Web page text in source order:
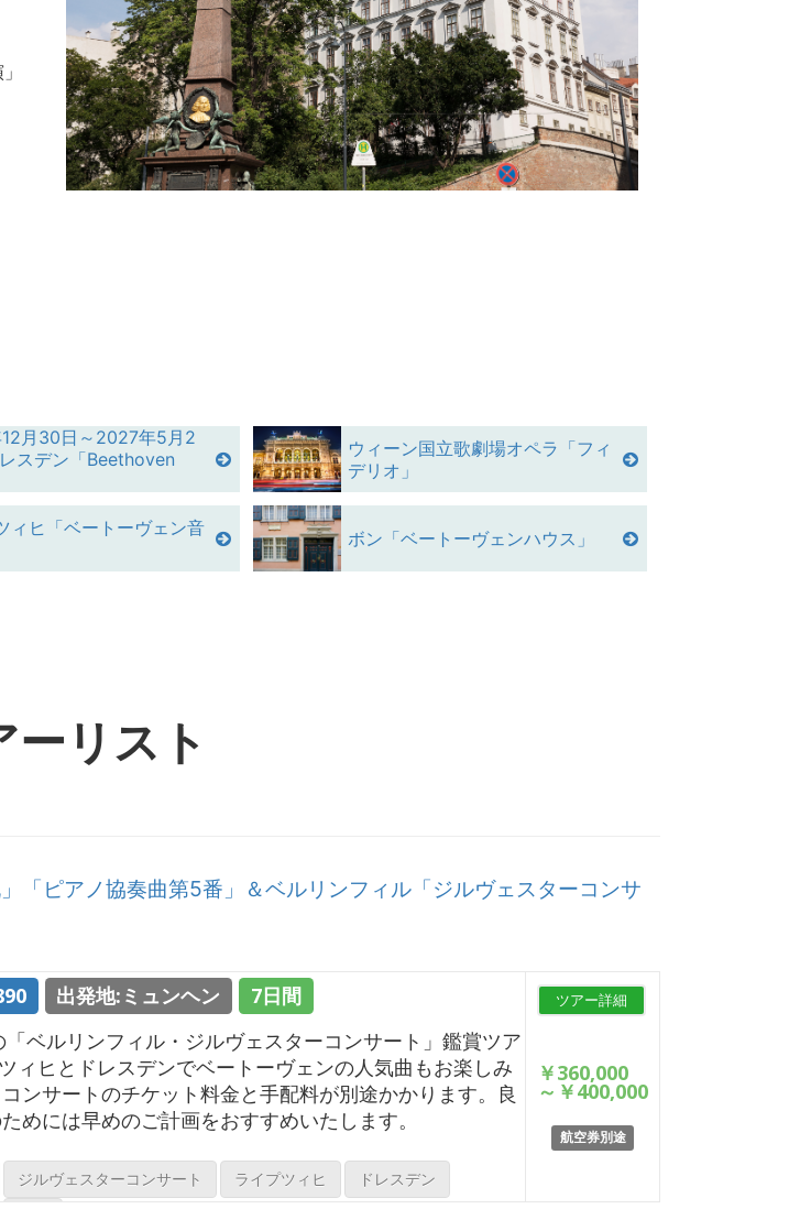
月30日～2027年5月2
スデン「Beethoven
ウィーン国立歌劇場オペラ「フィ
デリオ」
ィヒ「ベートーヴェン音
ボン「ベートーヴェンハウス」
ーリスト
ピアノ協奏曲第5番」＆ベルリンフィル「ジルヴェスターコンサ
ツアー詳細
￥360,000
～ ￥400,000
航空券別途
出発地:ミュンヘン
7日間
「ベルリンフィル・ジルヴェスターコンサート」鑑賞ツア
ィヒとドレスデンでベートーヴェンの人気曲もお楽しみ
ンサートのチケット料金と手配料が別途かかります。良
めには早めのご計画をおすすめいたします。
ジルヴェスターコンサート ライプツィヒ
ドレスデン